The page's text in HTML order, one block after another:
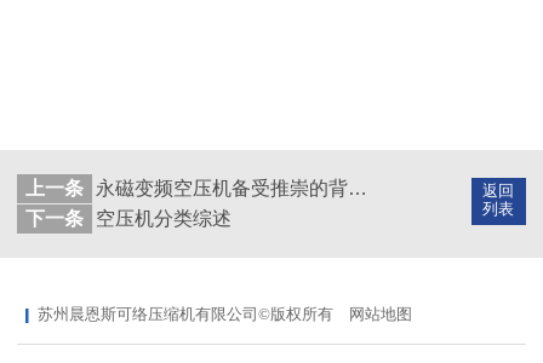
返回
列表
上一条
永磁变频空压机备受推崇的背后，优点有哪些呢？
下一条
空压机分类综述
苏州晨恩斯可络压缩机有限公司©版权所有 网站地图